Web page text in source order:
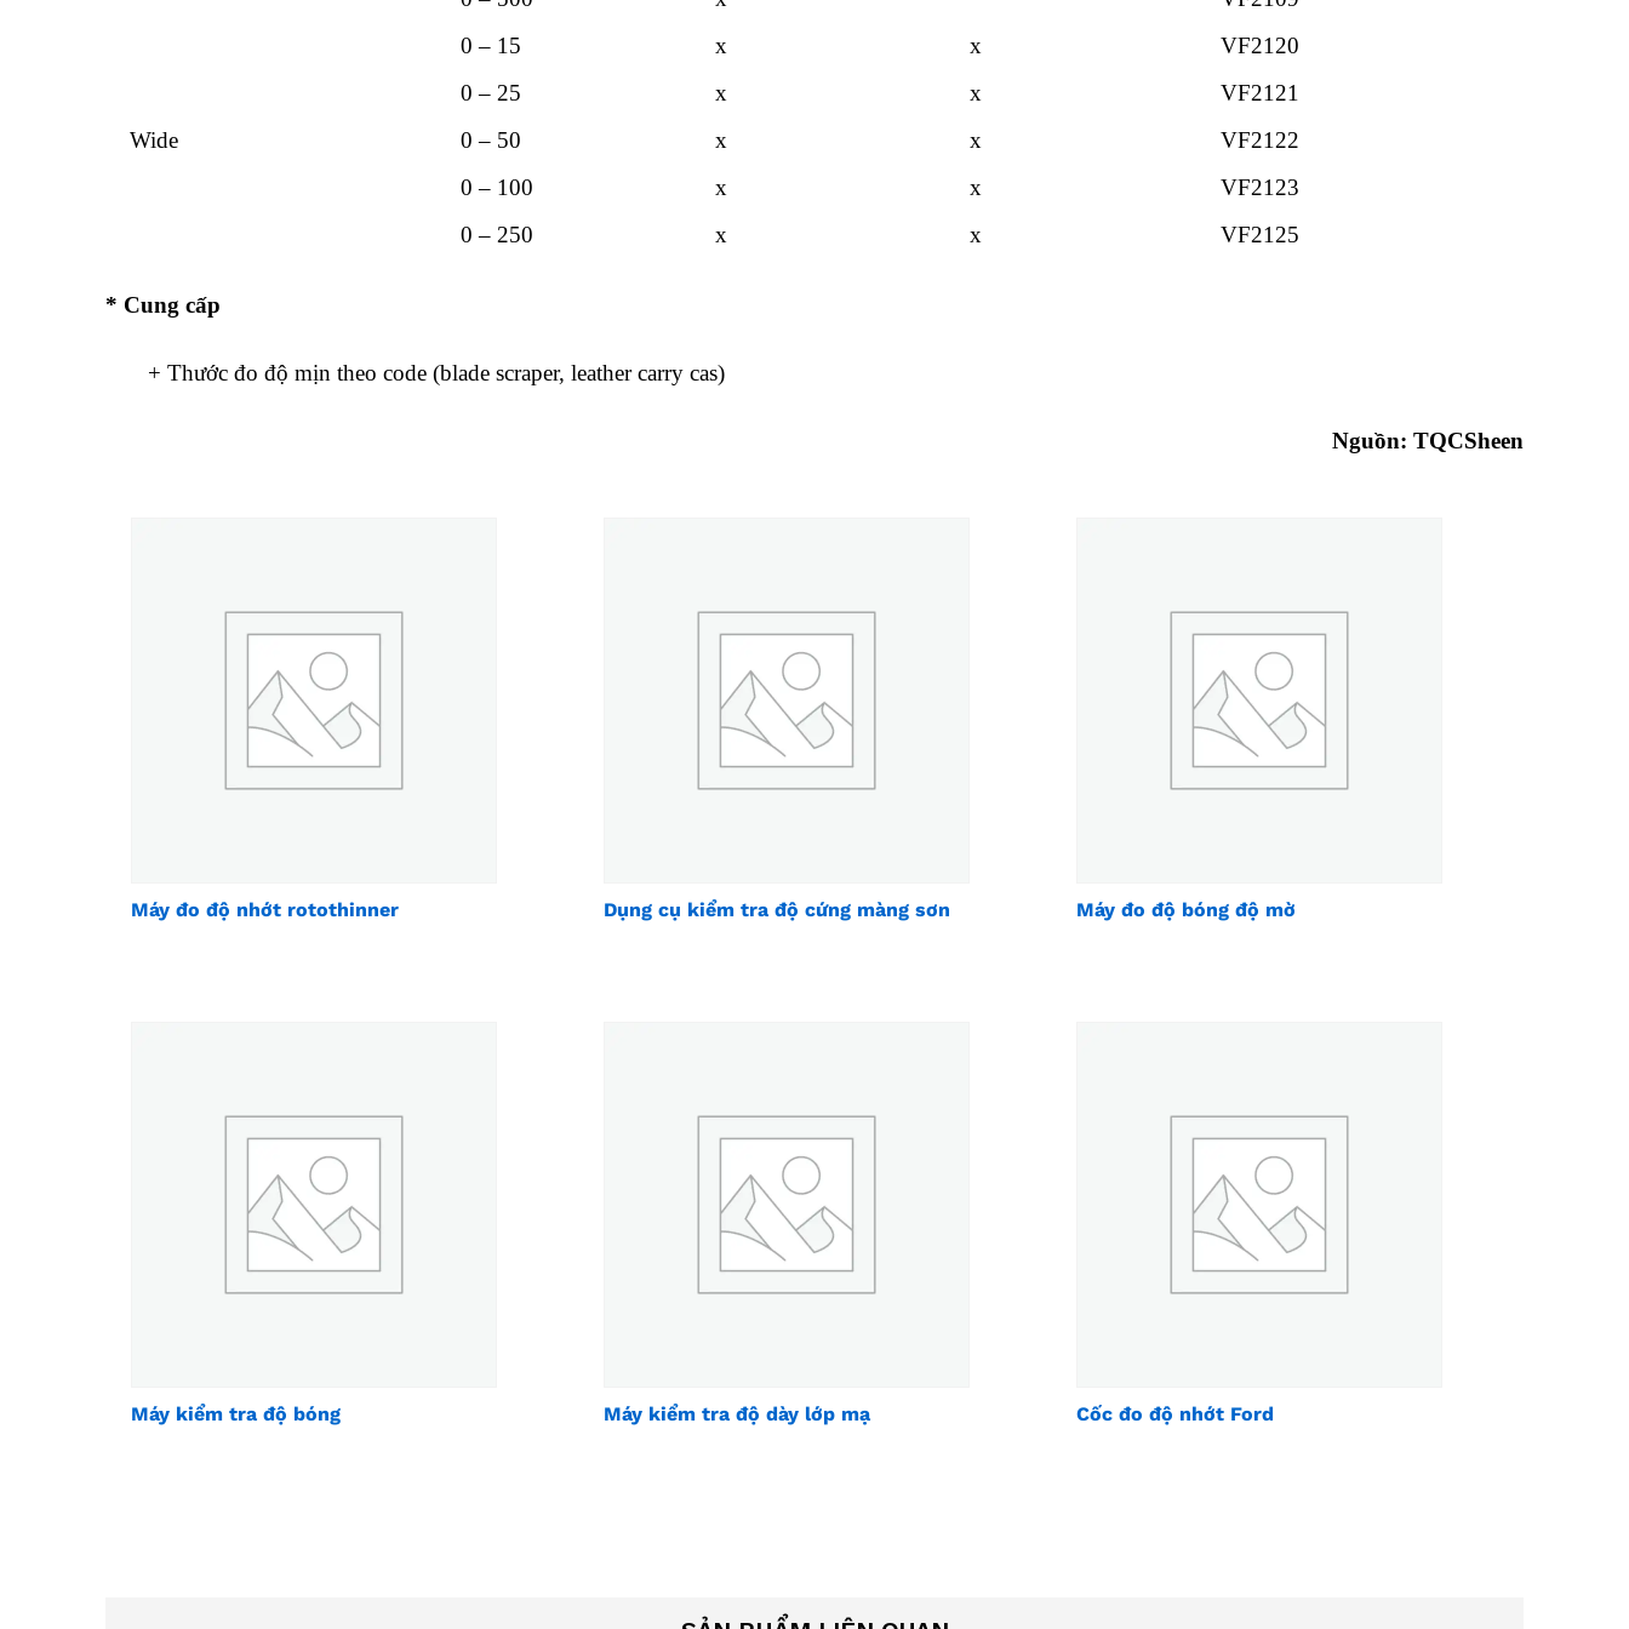
Wide
0 – 15 x x
VF2120
0 – 25
x x
VF2121
0 – 50
x x
VF2122
0 – 100
x x
VF2123
0 – 250
x x VF2125
* Cung cấp
+ Thước đo độ mịn theo code (blade scraper, leather carry cas)
Nguồn: TQCSheen
Máy đo độ nhớt rotothinner Dụng cụ kiểm tra độ cứng màng sơn Máy đo độ bóng độ mờ
Máy kiểm tra độ bóng Máy kiểm tra độ dày lớp mạ Cốc đo độ nhớt Ford